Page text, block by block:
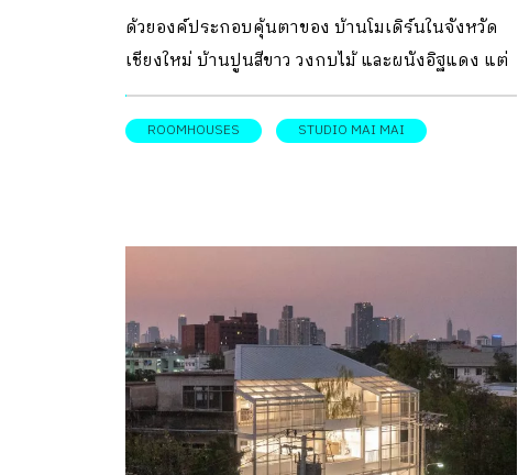
งานได้ดี ที่สร้างขึ้นในยุคเมื่อราว 50 ปีก่อน ที่อาจจะ
ไม่ได้คิดถึงการติดตั้งเครื่องปรับอากาศ กล่าวคือ
เป็นยุคสถาปนิกออกแบบอาคารมาเพื่อรองรับการ
เรียนการสอน ในสภาพแวดล้อม และสภาพอากาศ
ด้วยองค์ประกอบคุ้นตาของ บ้านโมเดิร์นในจังหวัด
เชียงใหม่ บ้านปูนสีขาว วงกบไม้ และผนังอิฐแดง แต่
เมื่อถึงเวลาเปลี่ยนมือ สู่เจ้าของคนใหม่ การใช้งานใหม่
การออกแบบ รีโนเวท อย่างเข้าใจ จึงทำให้บ้านหลังนี้
เอง คุณหมอเดือน -นันทิสา โชติรสนิรมิต จึงเริ่ม
ตระเวนมองหาบ้านที่ขายในละแวกที่ต้องการ และได้
มาพบกับบ้านเก่าที่ติดป้ายขายในซอยวัดอุโมงค์ ไม่
ไกลจากสถาบันวิจัยในมหาวิทยาลัยเชียงใหม่ สถานที่
ทำงาน ก่อนติดต่อสถาปนิกจาก Studio Mai Mai ให้มา
ROOMHOUSES STUDIO MAI MAI